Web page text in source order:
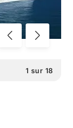
1 sur 18